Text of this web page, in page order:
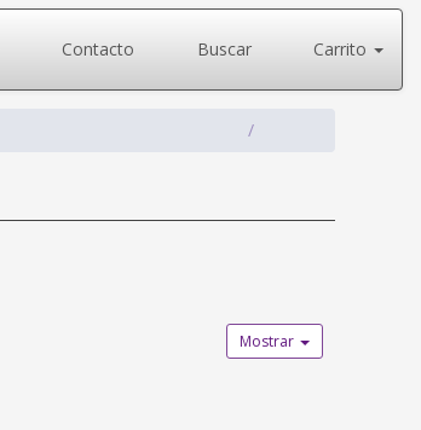
Contacto Buscar Carrito
Mostrar